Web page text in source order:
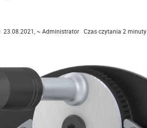
23.08.2021, ~ Administrator Czas czytania 2 minuty